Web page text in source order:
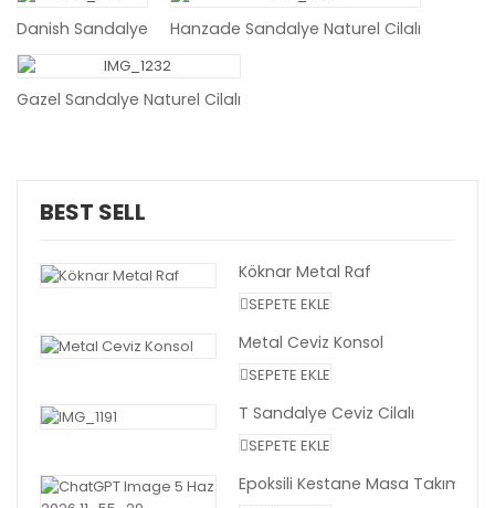
Danish Sandalye Hanzade Sandalye Naturel Cilalı
SEPETE EKLE
Gazel Sandalye Naturel Cilalı
BEST SELL
Köknar Metal Raf
SEPETE EKLE
Metal Ceviz Konsol
SEPETE EKLE
T Sandalye Ceviz Cilalı
SEPETE EKLE